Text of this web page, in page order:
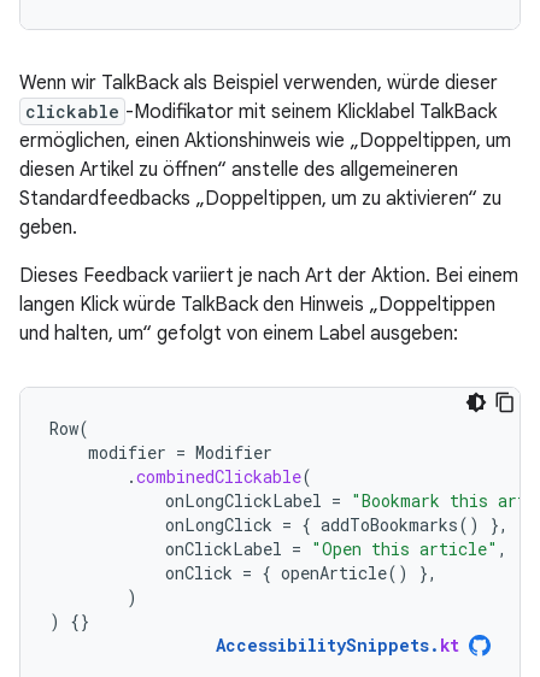
Wenn wir TalkBack als Beispiel verwenden, würde dieser
clickable -Modifikator mit seinem Klicklabel TalkBack
ermöglichen, einen Aktionshinweis wie „Doppeltippen, um
diesen Artikel zu öffnen“ anstelle des allgemeineren
Standardfeedbacks „Doppeltippen, um zu aktivieren“ zu
geben.
Dieses Feedback variiert je nach Art der Aktion. Bei einem
langen Klick würde TalkBack den Hinweis „Doppeltippen
und halten, um“ gefolgt von einem Label ausgeben:
Row(
modifier = Modifier
.combinedClickable(
onLongClickLabel = "Bookmark this
onLongClick = { addToBookmarks()
},
onClickLabel = "Open this article" ,
onClick = { openArticle()
},
)
)
{}
AccessibilitySnippets. kt